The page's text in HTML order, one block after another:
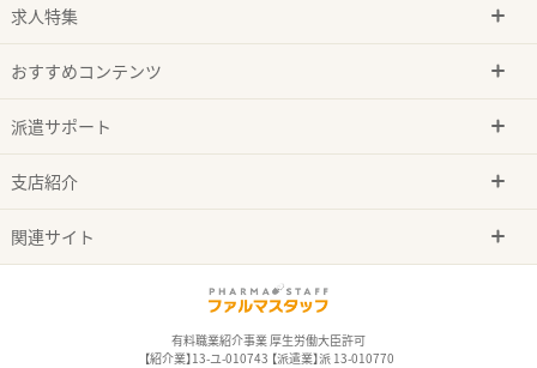
求人特集
おすすめコンテンツ
派遣サポート
支店紹介
関連サイト
有料職業紹介事業 厚生労働大臣許可
【紹介業】13-ユ-010743 【派遣業】派 13-010770